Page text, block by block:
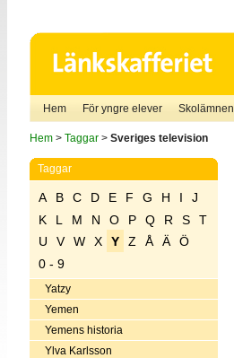
Hem För yngre elever Skolämnen
Hem> Taggar> Sveriges television
Taggar
A B C D E F G H I
J
K
L M N O P Q R S
T
U
V W X Y Z Å Ä
Ö
0 - 9
Yatzy
Yemen
Yemens historia
Ylva Karlsson